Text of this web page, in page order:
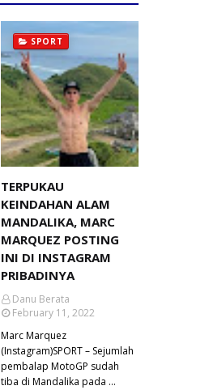
SPORT
TERPUKAU
KEINDAHAN ALAM
MANDALIKA, MARC
MARQUEZ POSTING
INI DI INSTAGRAM
PRIBADINYA
Danu Berata
February 11, 2022
Marc Marquez
(Instagram)SPORT – Sejumlah
pembalap MotoGP sudah
tiba di Mandalika pada …